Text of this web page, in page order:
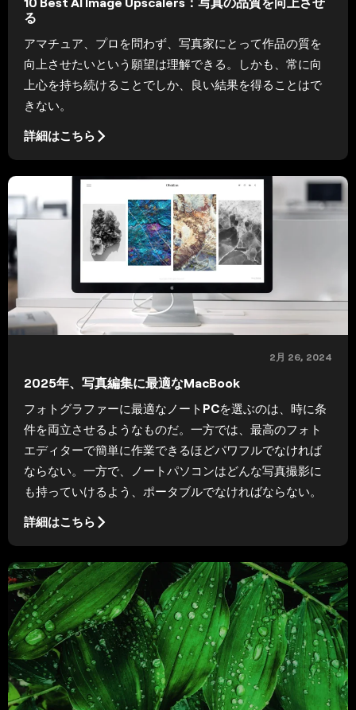
る
アマチュア、プロを問わず、写真家にとって作品の質を
向上させたいという願望は理解できる。しかも、常に向
上心を持ち続けることでしか、良い結果を得ることはで
きない。
詳細はこちら
2月 26, 2024
2025年、写真編集に最適なMacBook
フォトグラファーに最適なノートPCを選ぶのは、時に条
件を両立させるようなものだ。一方では、最高のフォト
エディターで簡単に作業できるほどパワフルでなければ
ならない。一方で、ノートパソコンはどんな写真撮影に
も持っていけるよう、ポータブルでなければならない。
詳細はこちら